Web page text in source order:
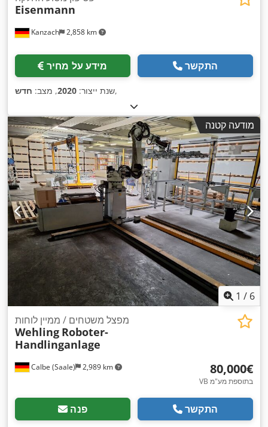
Kanzach 2,858 km
Eisenmann
מידע על מחיר התקשר
שנת ייצור: 2020, מצב: חדש ,
מודעה קטנה
1 / 6
Calbe (Saale) 2,989 km
מפצל משטחים / ממיין לוחות
Wehling Roboter-
Handlinganlage
‏80,000 ‏€
VB בתוספת מע"מ
פנה התקשר